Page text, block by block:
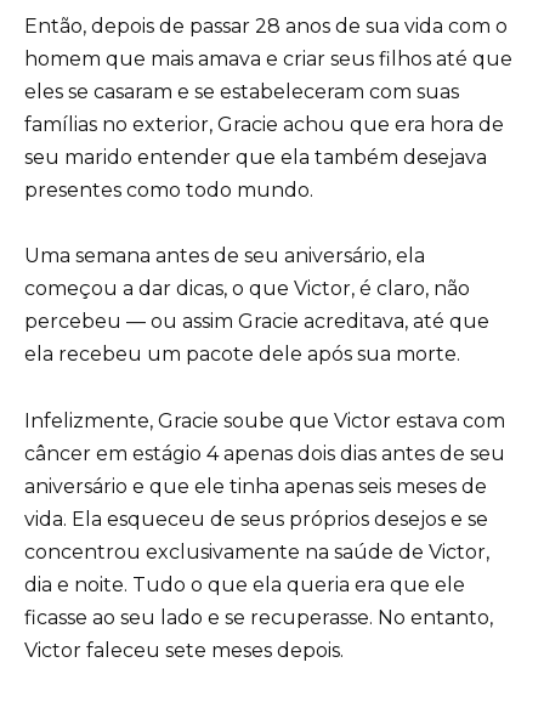
Então, depois de passar 28 anos de sua vida com o
homem que mais amava e criar seus filhos até que
eles se casaram e se estabeleceram com suas
famílias no exterior, Gracie achou que era hora de
seu marido entender que ela também desejava
presentes como todo mundo.
Uma semana antes de seu aniversário, ela
começou a dar dicas, o que Victor, é claro, não
percebeu — ou assim Gracie acreditava, até que
ela recebeu um pacote dele após sua morte.
Infelizmente, Gracie soube que Victor estava com
câncer em estágio 4 apenas dois dias antes de seu
aniversário e que ele tinha apenas seis meses de
vida. Ela esqueceu de seus próprios desejos e se
concentrou exclusivamente na saúde de Victor,
dia e noite. Tudo o que ela queria era que ele
ficasse ao seu lado e se recuperasse. No entanto,
Victor faleceu sete meses depois.